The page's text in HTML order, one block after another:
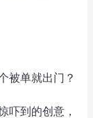
到的创意，